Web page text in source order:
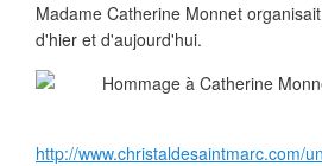
Madame Catherine Monnet
d'hier et d'aujourd'hui.
http://www.christaldesaintmarc.com/